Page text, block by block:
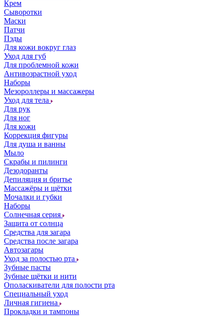
Крем
Сыворотки
Маски
Патчи
Пэды
Для кожи вокруг глаз
Уход для губ
Для проблемной кожи
Антивозрастной уход
Наборы
Мезороллеры и массажеры
Уход для тела
Для рук
Для ног
Для кожи
Коррекция фигуры
Для душа и ванны
Мыло
Скрабы и пилинги
Дезодоранты
Депиляция и бритье
Массажёры и щётки
Мочалки и губки
Наборы
Солнечная серия
Защита от солнца
Средства для загара
Средства после загара
Автозагары
Уход за полостью рта
Зубные пасты
Зубные щётки и нити
Ополаскиватели для полости рта
Специальный уход
Личная гигиена
Прокладки и тампоны